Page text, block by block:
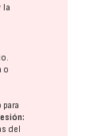
la
o
del